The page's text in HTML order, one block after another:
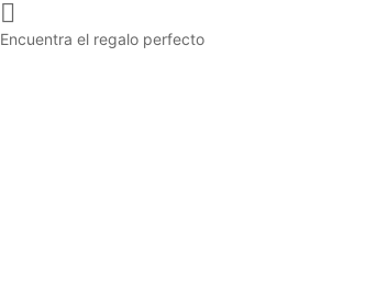

Encuentra el regalo perfecto